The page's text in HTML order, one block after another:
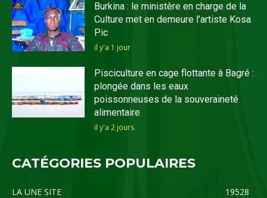
Burkina : le ministère en charge de la
Culture met en demeure l’artiste Kosa
Pic
il y'a 1 jour
Pisciculture en cage flottante à Bagré :
plongée dans les eaux
poissonneuses de la souveraineté
alimentaire
il y'a 2 jours
CATÉGORIES POPULAIRES
LA UNE SITE
19528